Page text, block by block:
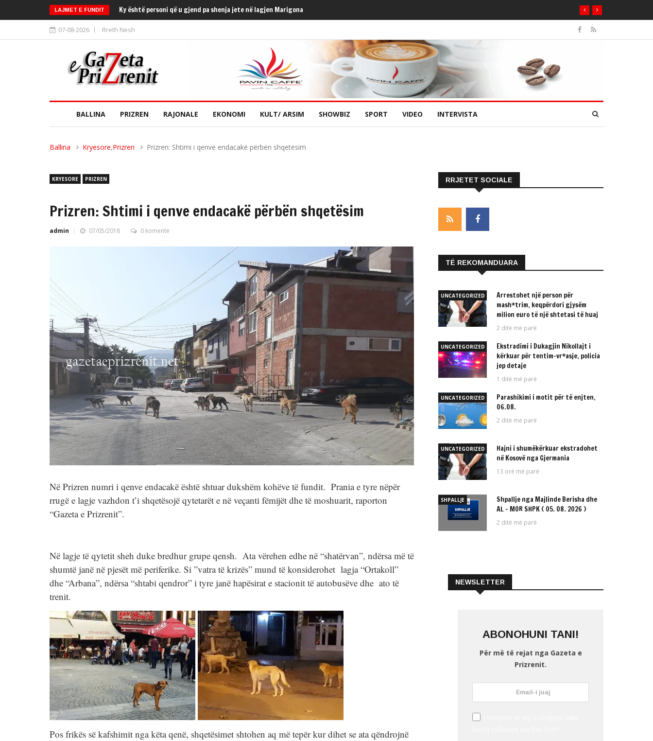
LAJMET E FUNDIT Ky është personi që u gjend pa shenja jete në lagjen Marigona
07-08-2026 Rreth Nesh
BALLINA PRIZREN RAJONALE EKONOMI KULT/ ARSIM SHOWBIZ SPORT VIDEO INTERVISTA
Ballina Kryesore,Prizren Prizren: Shtimi i qenve endacakë përbën shqetësim
KRYESORE PRIZREN
Prizren: Shtimi i qenve endacakë përbën shqetësim
admin 07/05/2018 0 komente
Në Prizren numri i qenve endacakë është shtuar dukshëm kohëve të fundit. Prania e tyre nëpër
rrugë e lagje vazhdon t’i shqetësojë qytetarët e në veçanti fëmijët dhe të moshuarit, raporton
“Gazeta e Prizrenit”.
Në lagje të qytetit sheh duke bredhur grupe qensh. Ata vërehen edhe në “shatërvan”, ndërsa më të
shumtë janë në pjesët më periferike. Si ”vatra të krizës” mund të konsiderohet lagja “Ortakoll”
dhe “Arbana”, ndërsa “shtabi qendror” i tyre janë hapësirat e stacionit të autobusëve dhe ato të
trenit.
Pos frikës së kafshimit nga këta qenë, shqetësimet shtohen aq më tepër kur dihet se ata qëndrojnë
RRJETET SOCIALE
TË REKOMANDUARA
UNCATEGORIZED
Arrestohet një person për
mash*trim, keqpërdori gjysëm
milion euro të një shtetasi të huaj
2 ditë më parë
UNCATEGORIZED
Ekstradimi i Dukagjin Nikollajt i
kërkuar për tentim-vr*asje, policia
jep detaje
1 ditë më parë
UNCATEGORIZED
Parashikimi i motit për të enjten,
06.08.
2 ditë më parë
UNCATEGORIZED
Hajni i shumëkërkuar ekstradohet
në Kosovë nga Gjermania
13 orë më parë
SHPALLJE
Shpallje nga Majlinde Berisha dhe
AL – MOR SHPK ( 05. 08. 2026 )
2 ditë më parë
NEWSLETTER
ABONOHUNI TANI!
Për më të rejat nga Gazeta e
Prizrenit.